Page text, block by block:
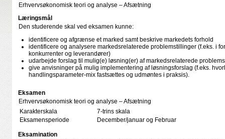
Erhvervsøkonomisk teori og analyse – Afsætning
Læringsmål
Den studerende skal ved eksamen kunne:
identificere og afgrænse et marked samt beskrive markedets forhold
identificere og analysere markedsrelaterede problemstillinger (f.eks. i
konkurrenter og leverandører)
udarbejde forslag til mulig(e) løsning(er) af markedsrelaterede
give anvisninger på mulig implementering af løsningsforslag (f.eks.
handlingsparameter-mix fastsættes og udmøntes i praksis).
Eksamen
Erhvervsøkonomisk teori og analyse – Afsætning
Karakterskala
7-trins skala
Eksamensperiode
December/januar og Februar
Eksamination